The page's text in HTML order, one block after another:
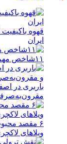
ایران
۱۱شاخص مهم برای درمان اعتیاد با کیفیت بالا
باربری در
۶ مقصد
ویلاهای